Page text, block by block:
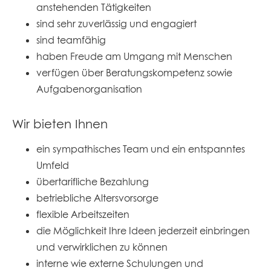
anstehenden Tätigkeiten
sind sehr zuverlässig und engagiert
sind teamfähig
haben Freude am Umgang mit Menschen
verfügen über Beratungskompetenz sowie
Aufgabenorganisation
Wir bieten Ihnen
ein sympathisches Team und ein entspanntes
Umfeld
übertarifliche Bezahlung
betriebliche Altersvorsorge
flexible Arbeitszeiten
die Möglichkeit Ihre Ideen jederzeit einbringen
und verwirklichen zu können
interne wie externe Schulungen und